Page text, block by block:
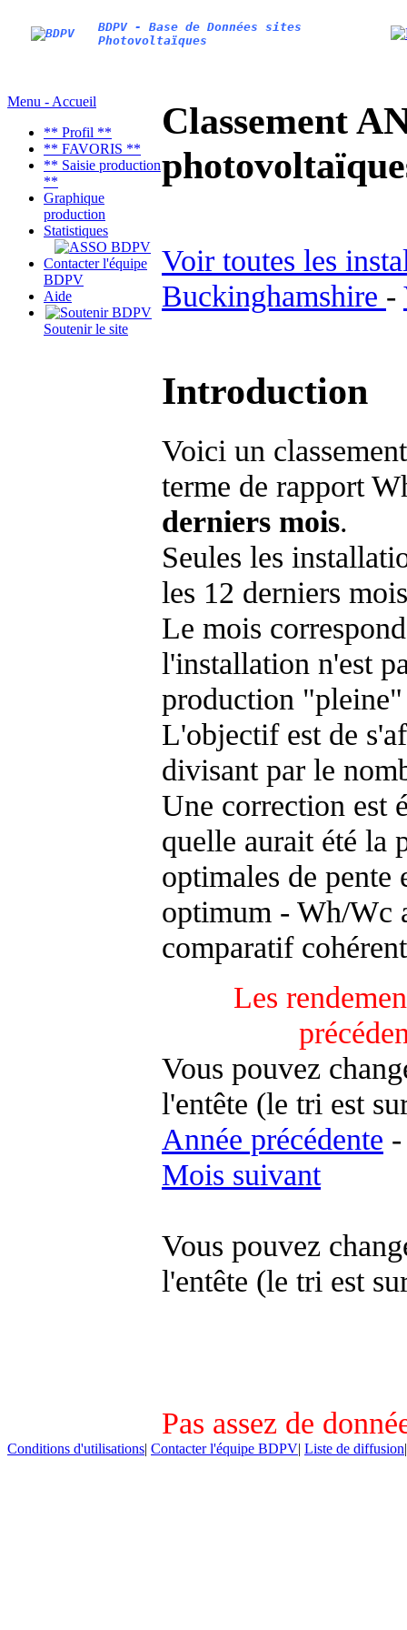
BDPV - Base de Données sites
Photovoltaïques
Menu - Accueil
** Profil **
** FAVORIS **
** Saisie production
**
Graphique
production
Statistiques
Contacter l'équipe
BDPV
Aide
Soutenir le site
Classement
Voir toutes les
Buckinghamshire -
Introduction
Voici un
terme de rapport
derniers mois.
Seules les
les 12 derniers
Le mois
l'installation n'est
production "pleine"
L'objectif est de
divisant par le
Une correction est
quelle aurait été la
optimales de
optimum - Wh/Wc
comparatif
Les
Vous pouvez
l'entête (le tri est
Année précédente -
Mois suivant
Vous pouvez
l'entête (le tri est
Pas assez de
Conditions d'utilisations| Contacter l'équipe BDPV| Liste de diffusion